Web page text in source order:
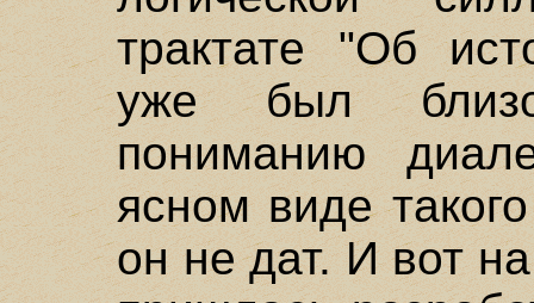
трактате "Об
уже был
пониманию
ясном виде
он не дат. И вот